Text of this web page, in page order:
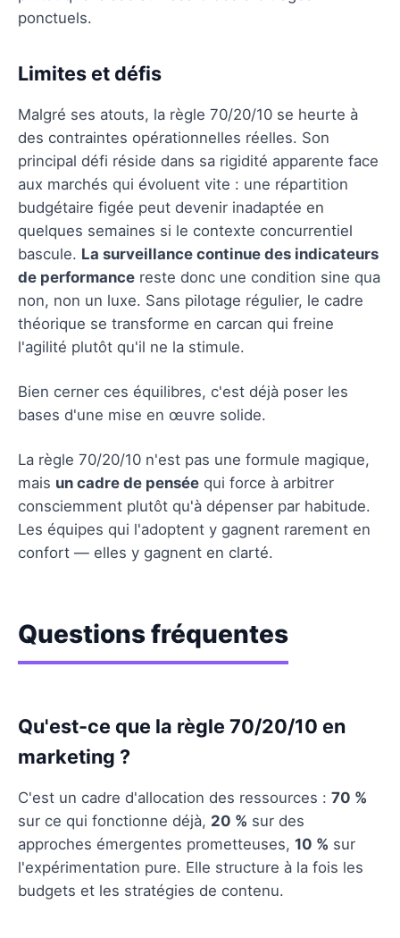
ponctuels.
Limites et défis
Malgré ses atouts, la règle 70/20/10 se heurte à
des contraintes opérationnelles réelles. Son
principal défi réside dans sa rigidité apparente face
aux marchés qui évoluent vite : une répartition
budgétaire figée peut devenir inadaptée en
quelques semaines si le contexte concurrentiel
bascule. La surveillance continue des indicateurs
de performance reste donc une condition sine qua
non, non un luxe. Sans pilotage régulier, le cadre
théorique se transforme en carcan qui freine
l'agilité plutôt qu'il ne la stimule.
Bien cerner ces équilibres, c'est déjà poser les
bases d'une mise en œuvre solide.
La règle 70/20/10 n'est pas une formule magique,
mais un cadre de pensée qui force à arbitrer
consciemment plutôt qu'à dépenser par habitude.
Les équipes qui l'adoptent y gagnent rarement en
confort — elles y gagnent en clarté.
Questions fréquentes
Qu'est-ce que la règle 70/20/10 en
marketing ?
C'est un cadre d'allocation des ressources : 70 %
sur ce qui fonctionne déjà, 20 % sur des
approches émergentes prometteuses, 10 % sur
l'expérimentation pure. Elle structure à la fois les
budgets et les stratégies de contenu.